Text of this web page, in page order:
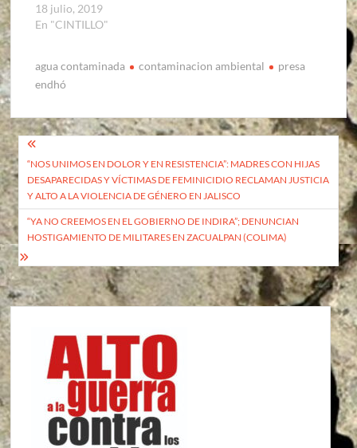
18 julio, 2019
En "CINTILLO"
agua contaminada contaminacion ambiental
presa
endhó
Navegación
de
entradas
“NOS UNIMOS EN DOLOR Y EN RESISTENCIA”: MADRES CON HIJAS
DESAPARECIDAS Y VÍCTIMAS DE FEMINICIDIO RECLAMAN JUSTICIA
Y ALTO A LA VIOLENCIA DE GÉNERO EN JALISCO
“YA NO CREEMOS EN EL GOBIERNO DE INDIRA”; DENUNCIAN
HOSTIGAMIENTO DE MILITARES EN ZACUALPAN (COLIMA)